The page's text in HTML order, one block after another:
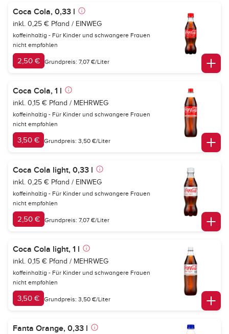
Coca Cola, 0,33 l
inkl. 0,25 € Pfand / EINWEG
koffeinhaltig - Für Kinder und schwangere Frauen
nicht empfohlen
2,50 € Grundpreis: 7,07 €/Liter
Coca Cola, 1 l
inkl. 0,15 € Pfand / MEHRWEG
koffeinhaltig - Für Kinder und schwangere Frauen
nicht empfohlen
3,50 € Grundpreis: 3,50 €/Liter
Coca Cola light, 0,33 l
inkl. 0,25 € Pfand / EINWEG
koffeinhaltig - Für Kinder und schwangere Frauen
nicht empfohlen
2,50 € Grundpreis: 7,07 €/Liter
Coca Cola light, 1 l
inkl. 0,15 € Pfand / MEHRWEG
koffeinhaltig - Für Kinder und schwangere Frauen
nicht empfohlen
3,50 € Grundpreis: 3,50 €/Liter
Fanta Orange, 0,33 l